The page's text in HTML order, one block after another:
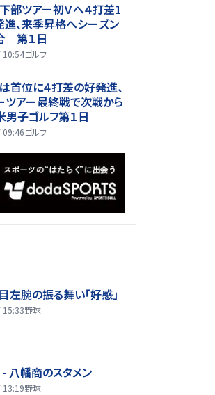
部ツアー初Ｖへ４打差1
、来季昇格へシーズン
第１日
ゴルフ
首位に４打差の好発進、
ツアー最終戦で次戦から
子ゴルフ第１日
ゴルフ
左腕の振る舞い「好感」
野球
八幡商のスタメン
野球